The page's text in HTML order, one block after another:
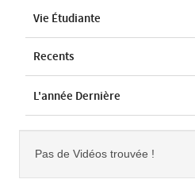
Vie Étudiante
Recents
L'année Dernière
Pas de Vidéos trouvée !